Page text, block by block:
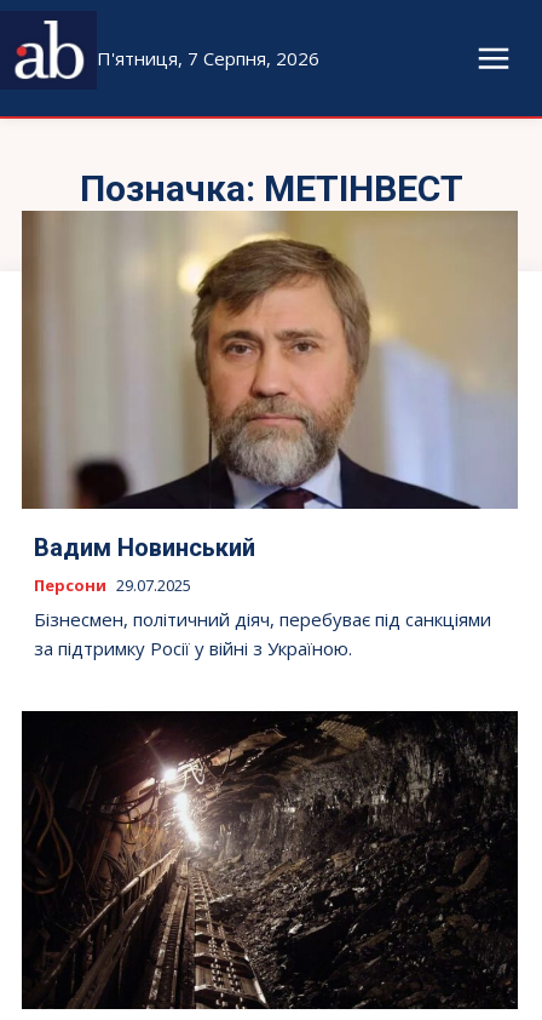
П'ятниця, 7 Серпня, 2026
Позначка: МЕТІНВЕСТ
Вадим Новинський
Персони 29.07.2025
Бізнесмен, політичний діяч, перебуває під санкціями
за підтримку Росії у війні з Україною.